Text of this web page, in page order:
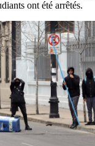
ont été arrêtés.